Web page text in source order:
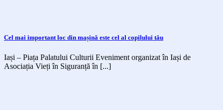
Cel mai important loc din mașină este cel al copilului tău
Iași – Piața Palatului Culturii Eveniment organizat în Iași de
Asociația Vieți în Siguranță în [...]